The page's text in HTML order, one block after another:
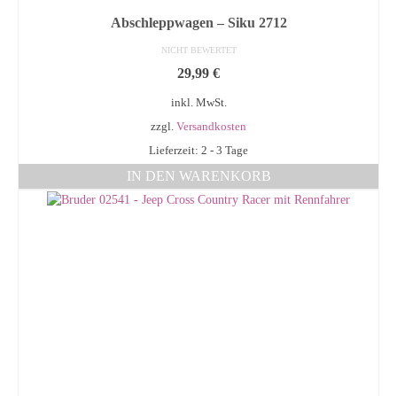
Abschleppwagen – Siku 2712
NICHT BEWERTET
29,99 €
inkl. MwSt.
zzgl. Versandkosten
Lieferzeit: 2 - 3 Tage
IN DEN WARENKORB